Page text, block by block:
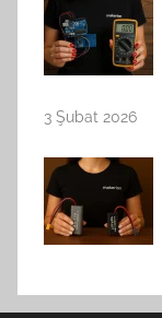
3 Şubat 2026